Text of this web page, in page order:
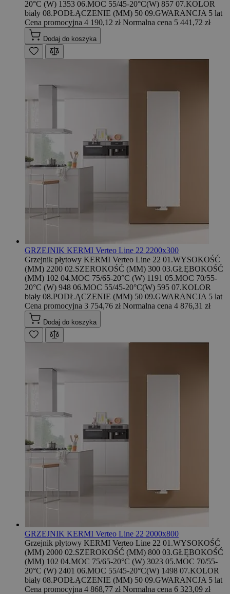
20°C (W) 1353 06.MOC 55/45-20°C(W) 857 07.KOLOR
biały 08.PODŁĄCZENIE (MM) 50 09.GWARANCJA 5 lat
Cena promocyjna 4 190,12 zł Normalna cena 5 441,72 zł
Dodaj do koszyka
GRZEJNIK KERMI Verteo Line 22 2200x300
Grzejnik płytowy KERMI Verteo Line 22 01.WYSOKOŚĆ
(MM) 2200 02.SZEROKOŚĆ (MM) 300 03.GŁĘBOKOŚĆ
(MM) 102 04.MOC 75/65-20°C (W) 1191 05.MOC 70/55-
20°C (W) 948 06.MOC 55/45-20°C(W) 595 07.KOLOR
biały 08.PODŁĄCZENIE (MM) 50 09.GWARANCJA 5 lat
Cena promocyjna 3 754,76 zł Normalna cena 4 876,31 zł
Dodaj do koszyka
GRZEJNIK KERMI Verteo Line 22 2000x800
Grzejnik płytowy KERMI Verteo Line 22 01.WYSOKOŚĆ
(MM) 2000 02.SZEROKOŚĆ (MM) 800 03.GŁĘBOKOŚĆ
(MM) 102 04.MOC 75/65-20°C (W) 3023 05.MOC 70/55-
20°C (W) 2401 06.MOC 55/45-20°C(W) 1498 07.KOLOR
biały 08.PODŁĄCZENIE (MM) 50 09.GWARANCJA 5 lat
Cena promocyjna 4 868,77 zł Normalna cena 6 323,09 zł